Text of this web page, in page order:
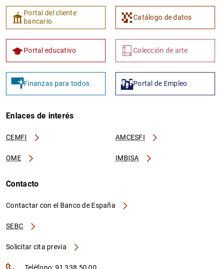
Portal del cliente
bancario
Catálogo de datos
Portal educativo Colección de arte
Finanzas para todos Portal de Empleo
Enlaces de interés
CEMFI AMCESFI
OME IMBISA
Contacto
Contactar con el Banco de España
SEBC
Solicitar cita previa
Teléfono: 91 338 50 00